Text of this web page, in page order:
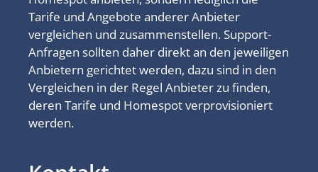
Tarife und Angebote anderer Anbieter
vergleichen und zusammenstellen. Support-
Anfragen sollten daher direkt an den jeweiligen
Anbietern gerichtet werden, dazu sind in den
Vergleichen in der Regel Anbieter zu finden,
deren Tarife und Homespot verprovisioniert
werden.